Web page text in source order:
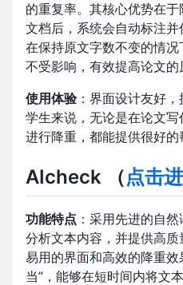
的重复率。其核心优势在
文档后，系统会自动标注并
在保持原文字数不变的情
不受影响，有效提高论文的
使用体验：界面设计友好
学生来说，无论是在论文
进行降重，都能提供很好的
AIcheck （点击
功能特点 ：采用先进的自
分析文本内容，并提供高
易用的界面和高效的降重
当”，能够在短时间内将文